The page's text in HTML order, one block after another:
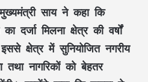
सायने कहा कि
दर्जामिलना क्षेत्र की वर्षों
क्षेत्र में सुनियोजित नगरीय
तथा नागरिकों को बेहतर